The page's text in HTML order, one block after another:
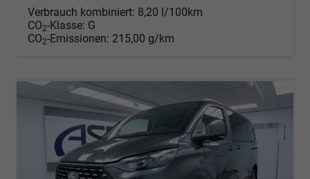
Verbrauch kombiniert: 8,20 l/100km
CO2-Klasse: G
CO2-Emissionen: 215,00 g/km